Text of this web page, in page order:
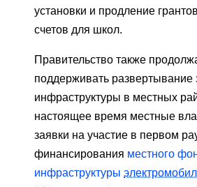
установки и продление
счетов для школ.
Правительство также
поддерживать развертывание
инфраструктуры в местных
настоящее время местные
заявки на участие в первом
финансирования местного
инфраструктуры